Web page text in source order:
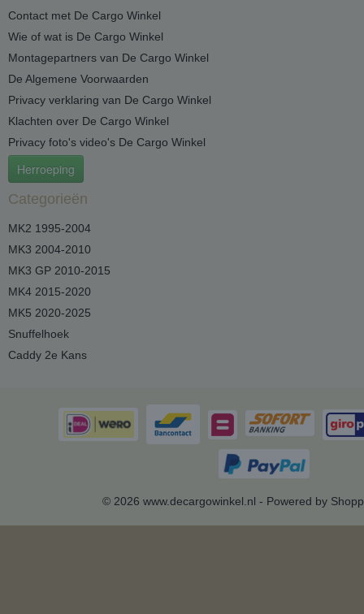
Contact met De Cargo Winkel
Wie of wat is De Cargo Winkel
Montagepartners van De Cargo Winkel
De Algemene Voorwaarden
Privacy verklaring van De Cargo Winkel
Klachten over De Cargo Winkel
Privacy foto's video's De Cargo Winkel
Herroeping
Categorieën
MK2 1995-2004
MK3 2004-2010
MK3 GP 2010-2015
MK4 2015-2020
MK5 2020-2025
Snuffelhoek
Caddy 2e Kans
© 2026 www.decargowinkel.nl - Powered by